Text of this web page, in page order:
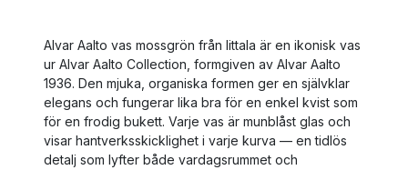
Alvar Aalto vas mossgrön från Iittala är en ikonisk vas
ur Alvar Aalto Collection, formgiven av Alvar Aalto
1936. Den mjuka, organiska formen ger en självklar
elegans och fungerar lika bra för en enkel kvist som
för en frodig bukett. Varje vas är munblåst glas och
visar hantverksskicklighet i varje kurva — en tidlös
detalj som lyfter både vardagsrummet och